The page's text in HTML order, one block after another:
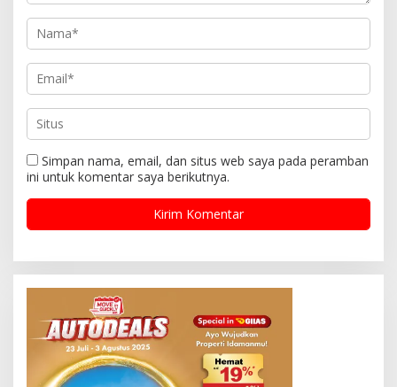
Simpan nama, email, dan situs web saya pada peramban
ini untuk komentar saya berikutnya.